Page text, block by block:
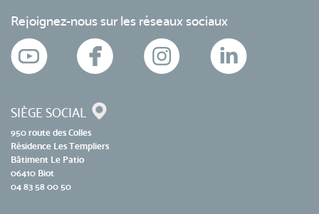
Rejoignez-nous sur les réseaux sociaux
SIÈGE SOCIAL
950 route des Colles
Résidence Les Templiers
Bâtiment Le Patio
06410 Biot
04 83 58 00 50